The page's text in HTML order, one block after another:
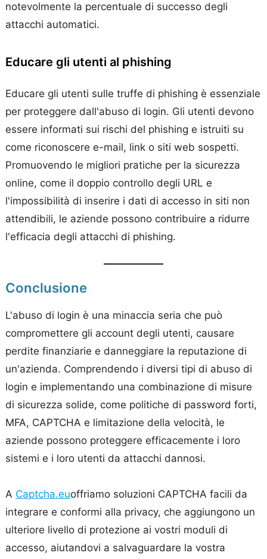
notevolmente la percentuale di successo degli
attacchi automatici.
Educare gli utenti al phishing
Educare gli utenti sulle truffe di phishing è essenziale
per proteggere dall'abuso di login. Gli utenti devono
essere informati sui rischi del phishing e istruiti su
come riconoscere e-mail, link o siti web sospetti.
Promuovendo le migliori pratiche per la sicurezza
online, come il doppio controllo degli URL e
l'impossibilità di inserire i dati di accesso in siti non
attendibili, le aziende possono contribuire a ridurre
l'efficacia degli attacchi di phishing.
Conclusione
L'abuso di login è una minaccia seria che può
compromettere gli account degli utenti, causare
perdite finanziarie e danneggiare la reputazione di
un'azienda. Comprendendo i diversi tipi di abuso di
login e implementando una combinazione di misure
di sicurezza solide, come politiche di password forti,
MFA, CAPTCHA e limitazione della velocità, le
aziende possono proteggere efficacemente i loro
sistemi e i loro utenti da attacchi dannosi.
A Captcha.euoffriamo soluzioni CAPTCHA facili da
integrare e conformi alla privacy, che aggiungono un
ulteriore livello di protezione ai vostri moduli di
accesso, aiutandovi a salvaguardare la vostra